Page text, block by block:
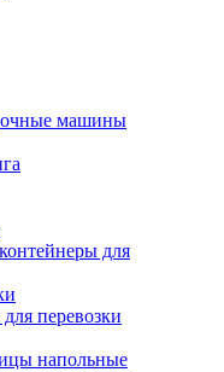
машины
для
перевозки
напольные